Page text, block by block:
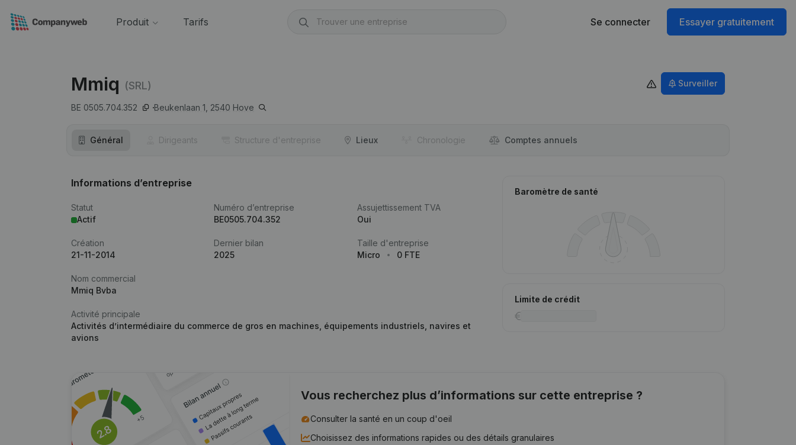
Produit Tarifs Se connecter Essayer gratuitement
Mmiq (SRL)
BE 0505.704.352 Beukenlaan 1, 2540 Hove
Surveiller
Général Dirigeants Structure d'entreprise Lieux Chronologie Comptes annuels
Informations d’entreprise
Statut
Actif
Numéro d’entreprise
BE0505.704.352
Assujettissement TVA
Oui
Création
21-11-2014
Dernier bilan
2025
Taille d'entreprise
Micro
0 FTE
Nom commercial
Mmiq Bvba
Activité principale
Activités d’intermédiaire du commerce de gros en machines, équipements industriels, navires et
avions
Baromètre de santé
Limite de crédit
Vous recherchez plus d’informations sur cette entreprise ?
Consulter la santé en un coup d'oeil
Choisissez des informations rapides ou des détails granulaires